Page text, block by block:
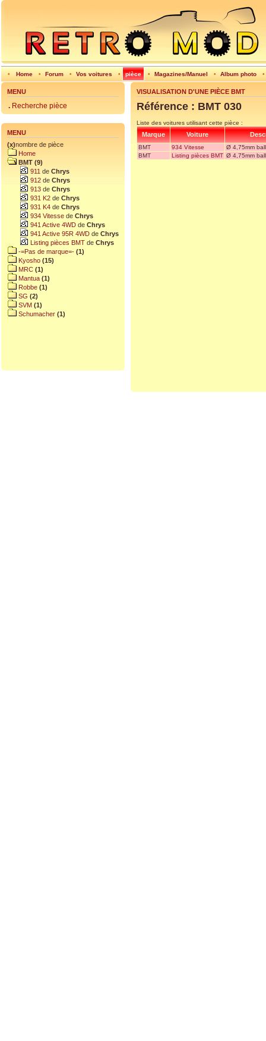
• Home • Forum • Vos voitures • pièce • Magazines/Manuel • Album photo •
MENU
. Recherche pièce
MENU
(x)nombre de pièce
Home
BMT (9)
911 de Chrys
912 de Chrys
913 de Chrys
931 K2 de Chrys
931 K4 de Chrys
934 Vitesse de Chrys
941 Active 4WD de Chrys
941 Active 95R 4WD de Chrys
Listing pièces BMT de Chrys
-=Pas de marque=- (1)
Kyosho (15)
MRC (1)
Mantua (1)
Robbe (1)
SG (2)
SVM (1)
Schumacher (1)
VISUALISATION D'UNE PIÈCE BMT
Référence : BMT 030
Liste des voitures utilisant cette pièce :
Marque Voiture
BMT 934 Vitesse
Ø 4,75mm
BMT
Listing pièces BMT Ø 4,75mm